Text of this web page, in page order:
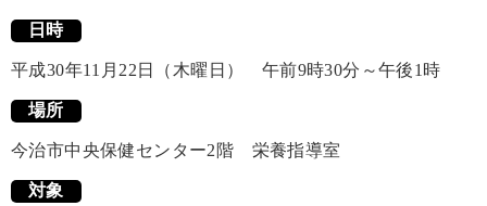
日時
平成30年11月22日（木曜日） 午前9時30分～午後1時
場所
今治市中央保健センター2階 栄養指導室
対象